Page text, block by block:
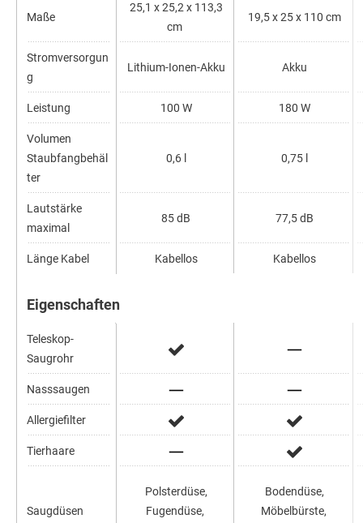
Maße
Stromversorgun
g
Leistung
Volumen
Staubfangbehäl
ter
Lautstärke
maximal
Länge Kabel
Eigenschaften
Teleskop-
Saugrohr
Nasssaugen
Allergiefilter
Tierhaare
Saugdüsen
25,1 x 25,2 x 113,3
cm
Lithium-Ionen-Akku
100 W
0,6 l
85 dB
Kabellos
Polsterdüse,
Fugendüse,
19,5 x 25 x 110 cm
Akku
180 W
0,75 l
77,5 dB
Kabellos
Bodendüse,
Möbelbürste,